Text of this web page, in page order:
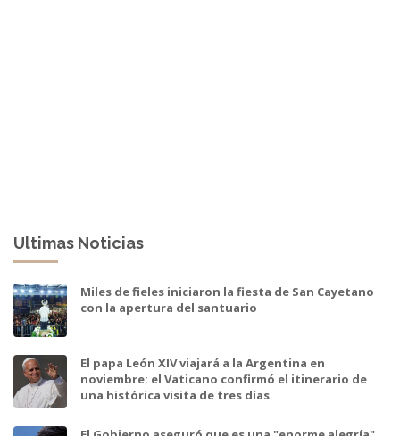
Ultimas Noticias
Miles de fieles iniciaron la fiesta de San Cayetano
con la apertura del santuario
El papa León XIV viajará a la Argentina en
noviembre: el Vaticano confirmó el itinerario de
una histórica visita de tres días